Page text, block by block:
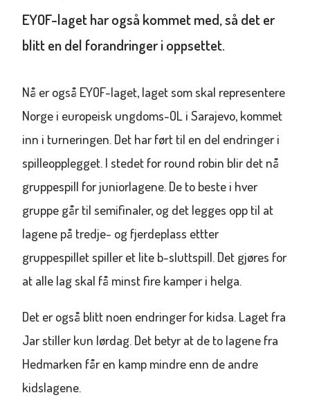
EYOF-laget har også kommet med, så det er
blitt en del forandringer i oppsettet.
Nå er også EYOF-laget, laget som skal representere
Norge i europeisk ungdoms-OL i Sarajevo, kommet
inn i turneringen. Det har ført til en del endringer i
spilleopplegget. I stedet for round robin blir det nå
gruppespill for juniorlagene. De to beste i hver
gruppe går til semifinaler, og det legges opp til at
lagene på tredje- og fjerdeplass ettter
gruppespillet spiller et lite b-sluttspill. Det gjøres for
at alle lag skal få minst fire kamper i helga.
Det er også blitt noen endringer for kidsa. Laget fra
Jar stiller kun lørdag. Det betyr at de to lagene fra
Hedmarken får en kamp mindre enn de andre
kidslagene.